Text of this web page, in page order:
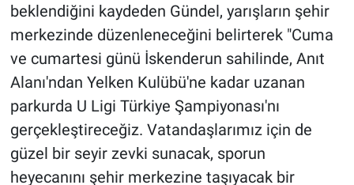
beklendiğini kaydeden Gündel, yarışların şehir
merkezinde düzenleneceğini belirterek "Cuma
ve cumartesi günü İskenderun sahilinde, Anıt
Alanı'ndan Yelken Kulübü'ne kadar uzanan
parkurda U Ligi Türkiye Şampiyonası'nı
gerçekleştireceğiz. Vatandaşlarımız için de
güzel bir seyir zevki sunacak, sporun
heyecanını şehir merkezine taşıyacak bir